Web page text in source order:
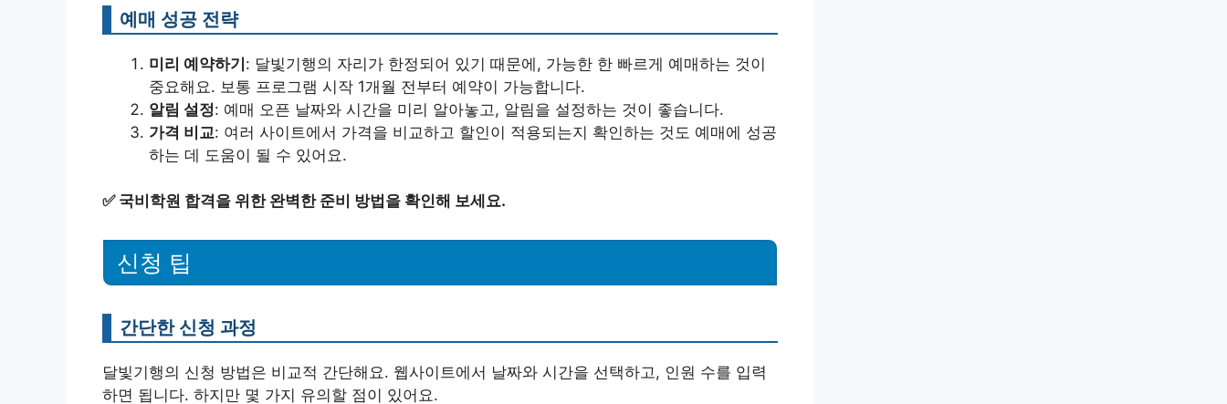
예매 성공 전략
미리 예약하기: 달빛기행의 자리가 한정되어 있기 때문에, 가능한 한 빠르게 예매하는 것이
중요해요. 보통 프로그램 시작 1개월 전부터 예약이 가능합니다.
알림 설정: 예매 오픈 날짜와 시간을 미리 알아놓고, 알림을 설정하는 것이 좋습니다.
가격 비교: 여러 사이트에서 가격을 비교하고 할인이 적용되는지 확인하는 것도 예매에 성공
하는 데 도움이 될 수 있어요.
✅ 국비학원 합격을 위한 완벽한 준비 방법을 확인해 보세요.
신청 팁
간단한 신청 과정
달빛기행의 신청 방법은 비교적 간단해요. 웹사이트에서 날짜와 시간을 선택하고, 인원 수를 입력
하면 됩니다. 하지만 몇 가지 유의할 점이 있어요.